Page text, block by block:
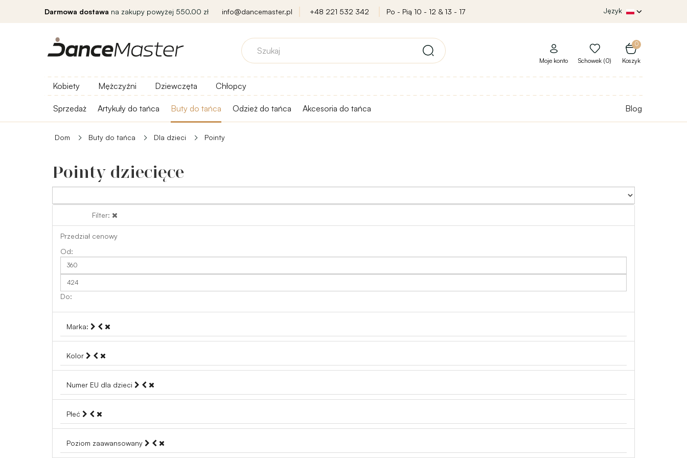
Darmowa dostawa na zakupy powyżej 550.00 zł info@dancemaster.pl +48 221 532 342 Po - Pią 10 - 12 & 13 - 17 Język
0
Koszyk
Moje konto Schowek (0)
Kobiety Mężczyźni Dziewczęta Chłopcy
Sprzedaż Artykuły do ​​tańca Buty do tańca Odzież do tańca Akcesoria do tańca Blog
Dom Buty do tańca Dla dzieci Pointy
Pointy dziecięce
Filter:
Przedział cenowy
Marka:
Kolor
Numer EU dla dzieci
Płeć
Poziom zaawansowany